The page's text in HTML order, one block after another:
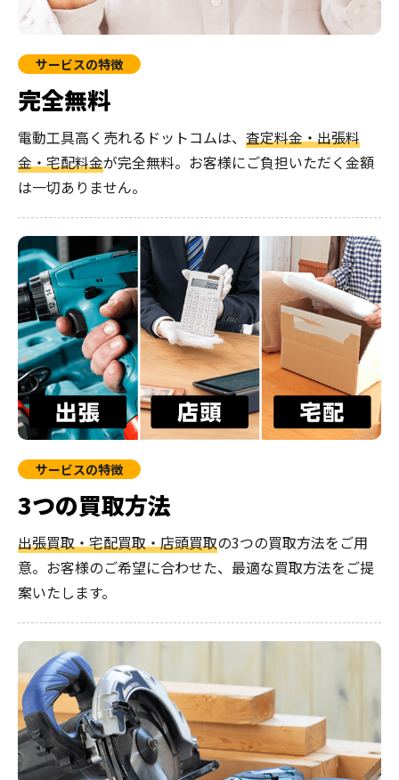
サービスの特徴
完全無料
電動工具高く売れるドットコムは、 査定料金・出張料
金・宅配料金が完全無料。 お客様にご負担いただく金額
は一切ありません。
サービスの特徴
3つの買取方法
出張買取・宅配買取・店頭買取の3つの買取方法をご用
意。お客様のご希望に合わせた、最適な買取方法をご提
案いたします。